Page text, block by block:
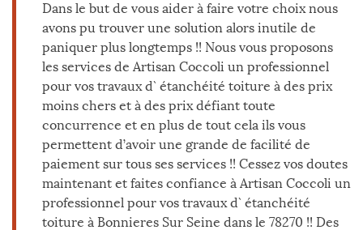
Dans le but de vous aider à faire votre choix nous
avons pu trouver une solution alors inutile de
paniquer plus longtemps !! Nous vous proposons
les services de Artisan Coccoli un professionnel
pour vos travaux d` étanchéité toiture à des prix
moins chers et à des prix défiant toute
concurrence et en plus de tout cela ils vous
permettent d’avoir une grande de facilité de
paiement sur tous ses services !! Cessez vos doutes
maintenant et faites confiance à Artisan Coccoli un
professionnel pour vos travaux d` étanchéité
toiture à Bonnieres Sur Seine dans le 78270 !! Des